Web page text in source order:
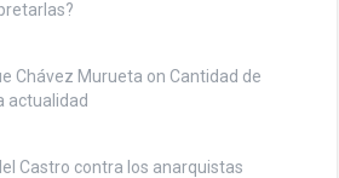
Chávez Murueta on Cantidad de
actualidad
Castro contra los anarquistas